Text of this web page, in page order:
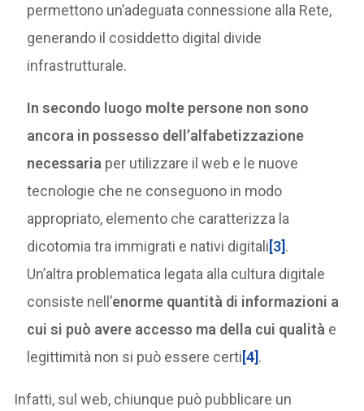
permettono un’adeguata connessione alla Rete,
generando il cosiddetto digital divide
infrastrutturale.
In secondo luogo molte persone non sono
ancora in possesso dell’alfabetizzazione
necessaria per utilizzare il web e le nuove
tecnologie che ne conseguono in modo
appropriato, elemento che caratterizza la
dicotomia tra immigrati e nativi digitali[3].
Un’altra problematica legata alla cultura digitale
consiste nell’enorme quantità di informazioni a
cui si può avere accesso ma della cui qualità e
legittimità non si può essere certi[4].
Infatti, sul web, chiunque può pubblicare un